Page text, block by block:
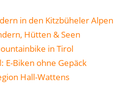
in den Kitzbüheler Alpen
Hütten & Seen
in Tirol
E-Biken ohne Gepäck
Hall-Wattens